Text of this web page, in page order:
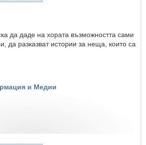
да даде на хората възможността сами
да разказват истории за неща, които са
и Медии